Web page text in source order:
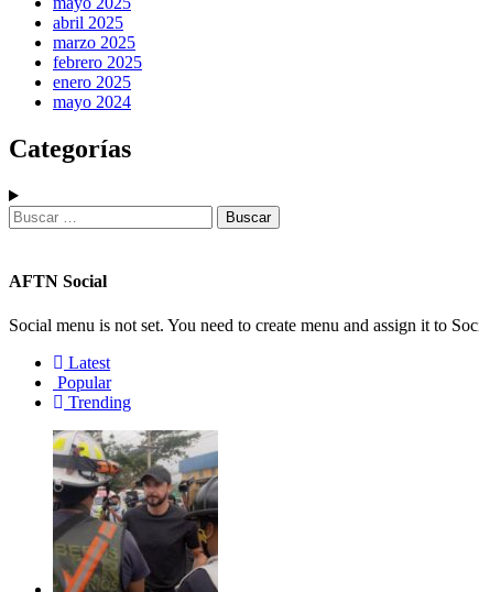
abril 2025
marzo 2025
febrero 2025
enero 2025
mayo 2024
Categorías
Buscar:
AFTN Social
Social menu is not set. You need to create menu and assign it to
Latest
Popular
Trending